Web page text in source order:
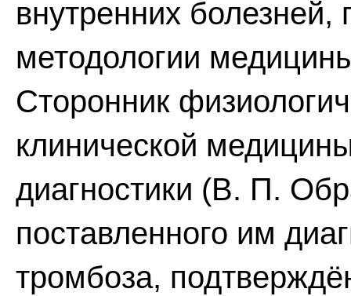
внутренних
методологии
Сторонник
клинической
диагностики (В. П.
поставленного им
тромбоза,